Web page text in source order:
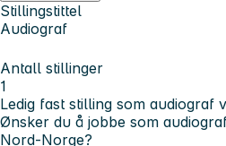
Stillingstittel
Audiograf
Antall stillinger
1
Ledig fast stilling som audiograf
Ønsker du å jobbe som
Nord‑Norge?